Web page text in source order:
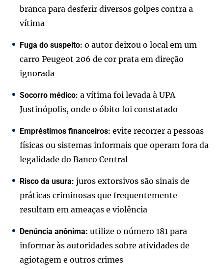
branca para desferir diversos golpes contra a
vítima
Fuga do suspeito: o autor deixou o local em um
carro Peugeot 206 de cor prata em direção
ignorada
Socorro médico: a vítima foi levada à UPA
Justinópolis, onde o óbito foi constatado
Empréstimos financeiros: evite recorrer a pessoas
físicas ou sistemas informais que operam fora da
legalidade do Banco Central
Risco da usura: juros extorsivos são sinais de
práticas criminosas que frequentemente
resultam em ameaças e violência
Denúncia anônima: utilize o número 181 para
informar às autoridades sobre atividades de
agiotagem e outros crimes